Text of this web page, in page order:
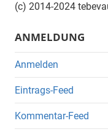
(c) 2014-2024
ANMELDUNG
Anmelden
Eintrags-Feed
Kommentar-Feed